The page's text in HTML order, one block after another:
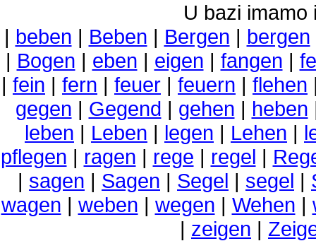
U bazi imamo
| beben | Beben | Bergen | bergen
| Bogen | eben | eigen | fangen |
| fein | fern | feuer | feuern | flehen
gegen | Gegend | gehen | heben
leben | Leben | legen | Lehen |
pflegen | ragen | rege | regel |
| sagen | Sagen | Segel | segel |
wagen | weben | wegen | Wehen |
| zeigen |